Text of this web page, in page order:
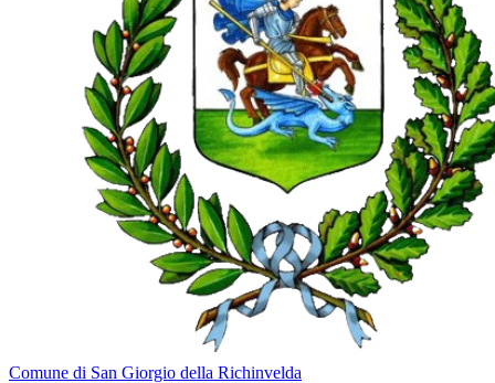
Comune di San Giorgio della Richinvelda